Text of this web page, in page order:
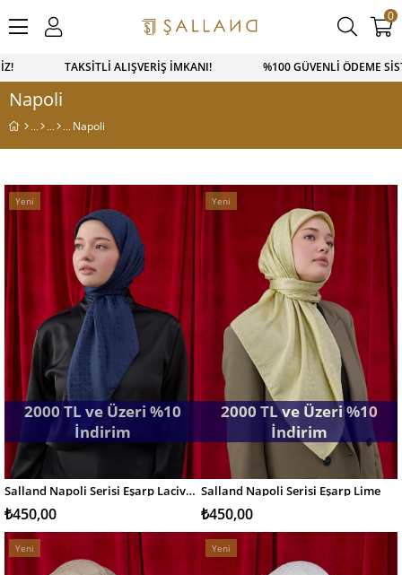
TAKSİTLİ ALIŞVERİŞ İMKANI! %100 GÜVENLİ ÖDEME
0
Napoli
Napoli
SEPETE EKLE
Yeni
Salland Napoli Serisi Eşarp Lacivert(Blu Navy)
2000 TL ve Üzeri %10
İndirim
₺450,00
SEPETE EKLE
Yeni
Salland Napoli Serisi Eşarp Lime
2000 TL ve Üzeri %10
İndirim
₺450,00
Yeni
Yeni